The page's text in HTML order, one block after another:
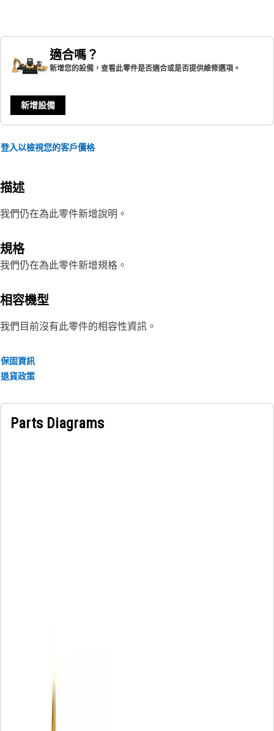
適合嗎？
新增您的設備，查看此零件是否適合或是否提供維修選項。
新增設備
登入以檢視您的客戶價格
描述
我們仍在為此零件新增說明。
規格
我們仍在為此零件新增規格。
相容機型
我們目前沒有此零件的相容性資訊。
保固資訊
退貨政策
Parts Diagrams